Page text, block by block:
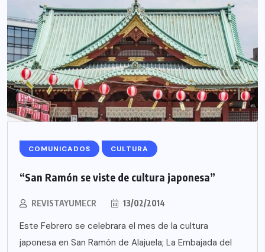
COMUNICADOS CULTURA
“San Ramón se viste de cultura japonesa”
REVISTAYUMECR 13/02/2014
Este Febrero se celebrara el mes de la cultura
japonesa en San Ramón de Alajuela; La Embajada del